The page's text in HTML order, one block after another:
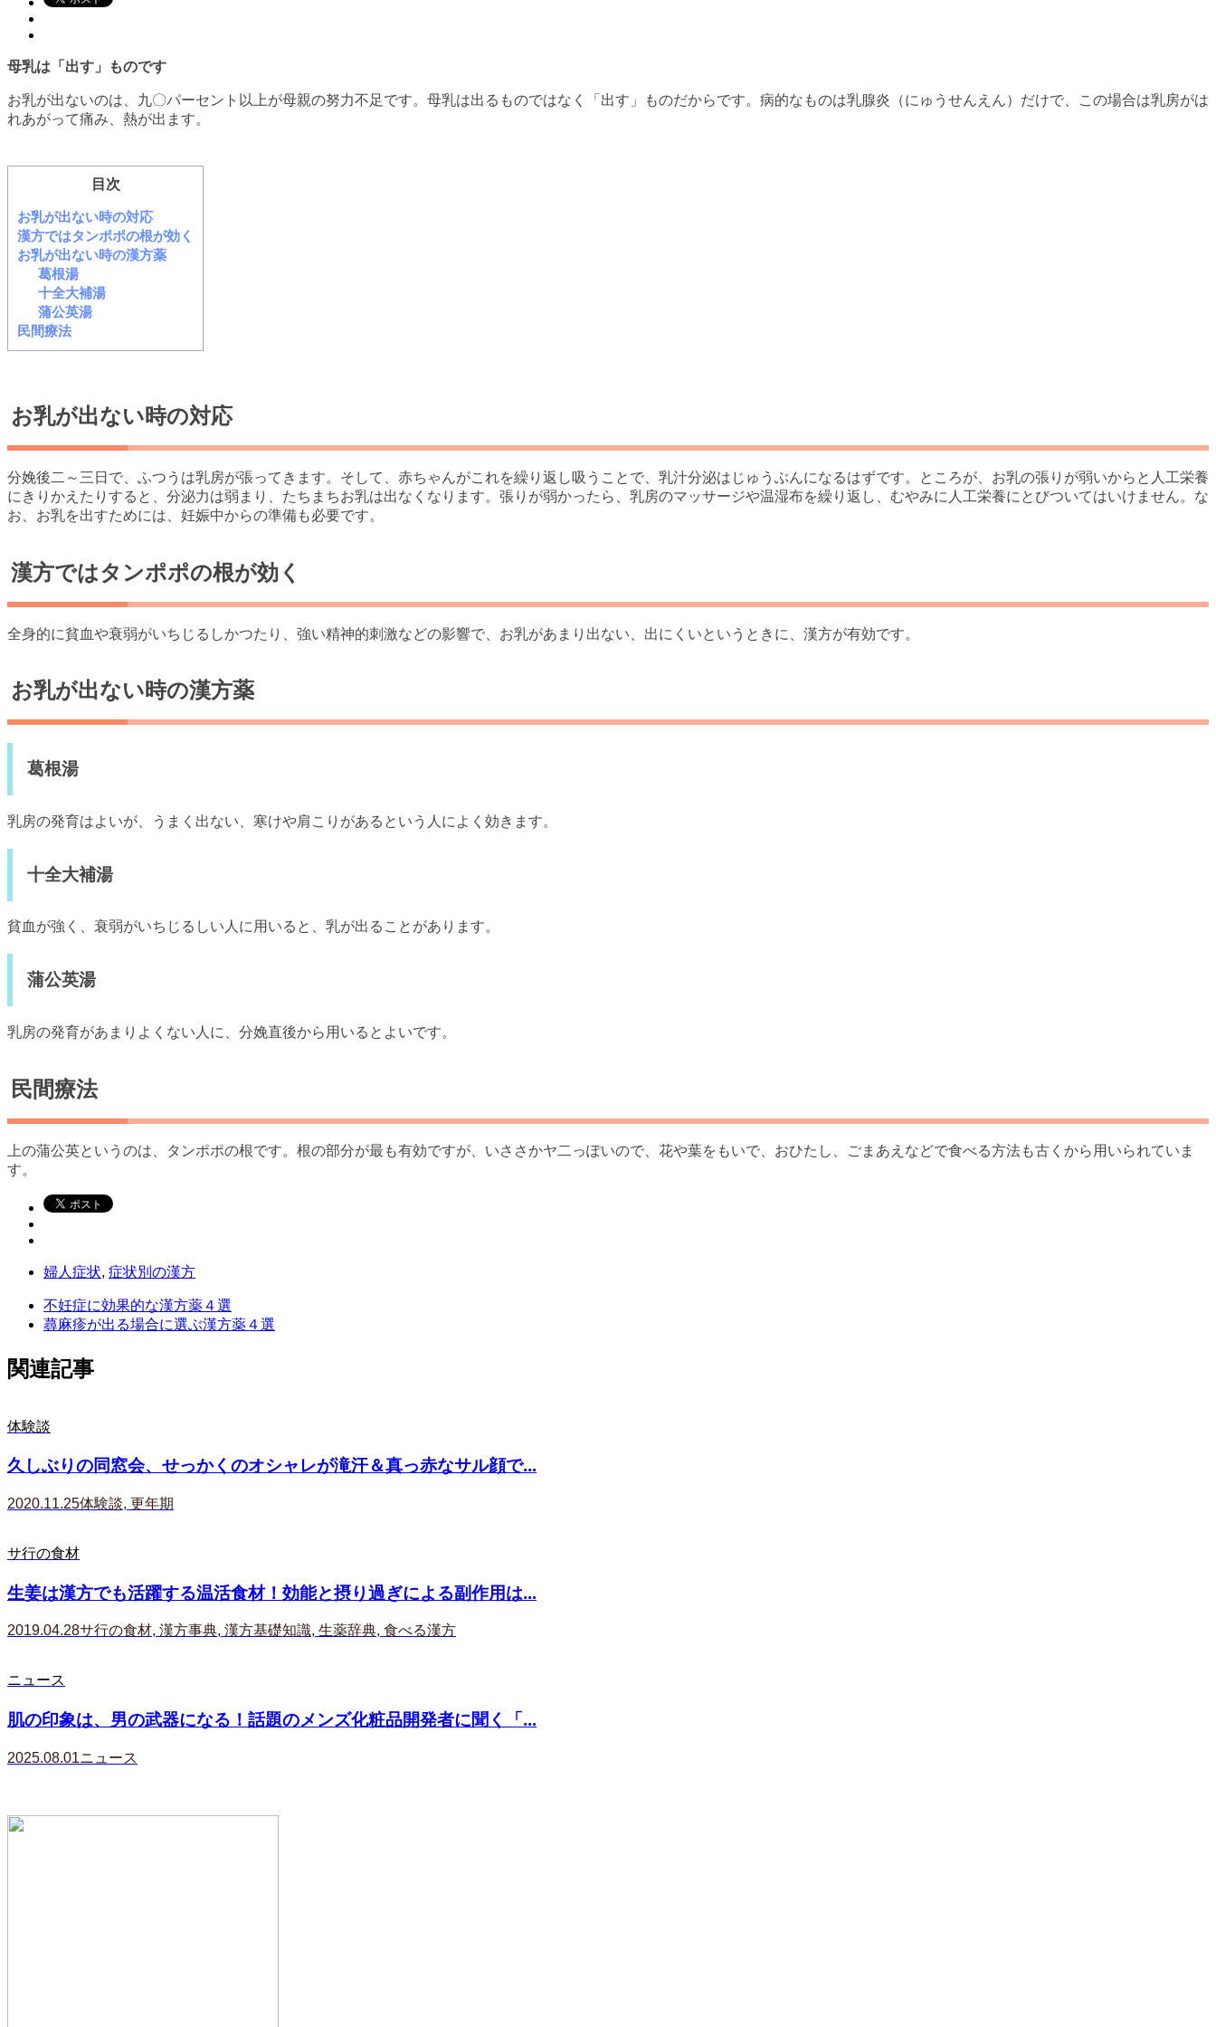
母乳は「出す」ものです
お乳が出ないのは、九〇パーセント以上が母親の努力不足です。母乳は出るものではなく「出す」ものだからです。病的なものは乳腺炎（にゅうせんえん）だけで、この場合は乳房がは
れあがって痛み、熱が出ます。
目次
お乳が出ない時の対応
漢方ではタンポポの根が効く
お乳が出ない時の漢方薬
葛根湯
十全大補湯
蒲公英湯
民間療法
お乳が出ない時の対応
分娩後二～三日で、ふつうは乳房が張ってきます。そして、赤ちゃんがこれを繰り返し吸うことで、乳汁分泌はじゅうぶんになるはずです。ところが、お乳の張りが弱いからと人工栄養
にきりかえたりすると、分泌力は弱まり、たちまちお乳は出なくなります。張りが弱かったら、乳房のマッサージや温湿布を繰り返し、むやみに人工栄養にとびついてはいけません。な
お、お乳を出すためには、妊娠中からの準備も必要です。
漢方ではタンポポの根が効く
全身的に貧血や衰弱がいちじるしかつたり、強い精神的刺激などの影響で、お乳があまり出ない、出にくいというときに、漢方が有効です。
お乳が出ない時の漢方薬
葛根湯
乳房の発育はよいが、うまく出ない、寒けや肩こりがあるという人によく効きます。
十全大補湯
貧血が強く、衰弱がいちじるしい人に用いると、乳が出ることがあります。
蒲公英湯
乳房の発育があまりよくない人に、分娩直後から用いるとよいです。
民間療法
上の蒲公英というのは、タンポポの根です。根の部分が最も有効ですが、いささかヤ二っぽいので、花や葉をもいで、おひたし、ごまあえなどで食べる方法も古くから用いられていま
す。
婦人症状, 症状別の漢方
不妊症に効果的な漢方薬４選
蕁麻疹が出る場合に選ぶ漢方薬４選
関連記事
体験談
久しぶりの同窓会、せっかくのオシャレが滝汗＆真っ赤なサル顔で...
2020.11.25体験談, 更年期
サ行の食材
生姜は漢方でも活躍する温活食材！効能と摂り過ぎによる副作用は...
2019.04.28サ行の食材, 漢方事典, 漢方基礎知識, 生薬辞典, 食べる漢方
ニュース
肌の印象は、男の武器になる！話題のメンズ化粧品開発者に聞く「...
2025.08.01ニュース